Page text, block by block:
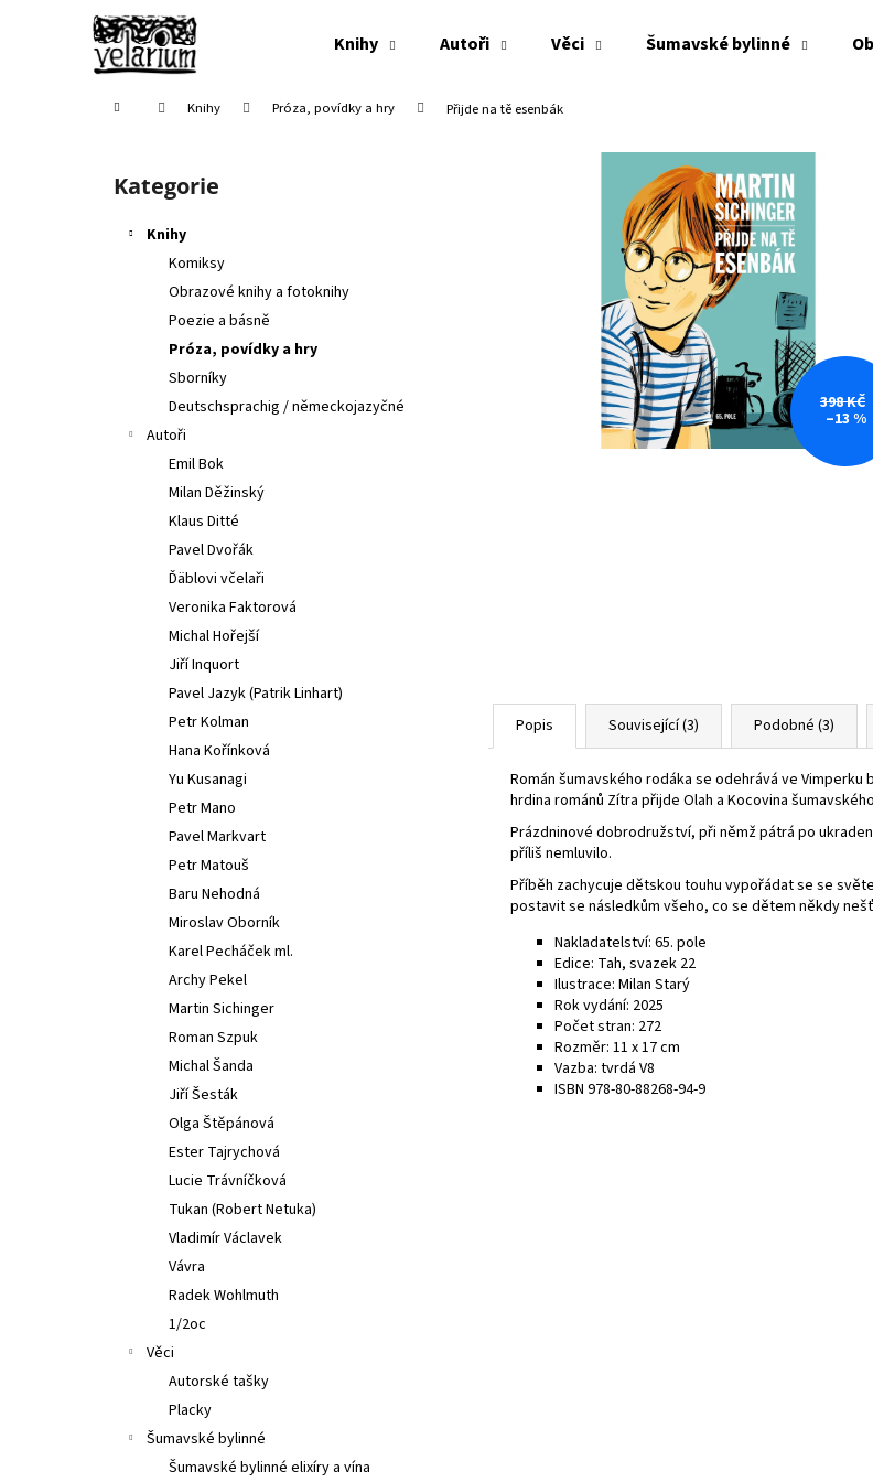
Knihy Autoři Věci Šumavské bylinné
Domů Knihy Próza, povídky a hry Přijde na tě esenbák
Přeskočit
kategorie
Kategorie
Knihy
Komiksy
Obrazové knihy a fotoknihy
Poezie a básně
Próza, povídky a hry
Sborníky
Deutschsprachig / německojazyčné
Autoři
Emil Bok
Milan Děžinský
Klaus Ditté
Pavel Dvořák
Ďäblovi včelaři
Veronika Faktorová
Michal Hořejší
Jiří Inquort
Pavel Jazyk (Patrik Linhart)
Petr Kolman
Hana Kořínková
Yu Kusanagi
Petr Mano
Pavel Markvart
Petr Matouš
Baru Nehodná
Miroslav Oborník
Karel Pecháček ml.
Archy Pekel
Martin Sichinger
Roman Szpuk
Michal Šanda
Jiří Šesták
Olga Štěpánová
Ester Tajrychová
Lucie Trávníčková
Tukan (Robert Netuka)
Vladimír Václavek
Vávra
Radek Wohlmuth
1/2oc
Věci
Autorské tašky
Placky
Šumavské bylinné
Šumavské bylinné elixíry a vína
398 KČ
–13 %
Popis Související (3) Podobné (3)
Román šumavského rodáka se odehrává ve
hrdina románů Zítra přijde Olah a Kocovina
Prázdninové dobrodružství, při němž pátrá po
příliš nemluvilo.
Příběh zachycuje dětskou touhu vypořádat se se
postavit se následkům všeho, co se dětem někdy
Nakladatelství: 65. pole
Edice: Tah, svazek 22
Ilustrace: Milan Starý
Rok vydání: 2025
Počet stran: 272
Rozměr: 11 x 17 cm
Vazba: tvrdá V8
ISBN 978-80-88268-94-9
Zpět
Zpět
Co potřebujete najít?
HLEDAT
Doporučujeme